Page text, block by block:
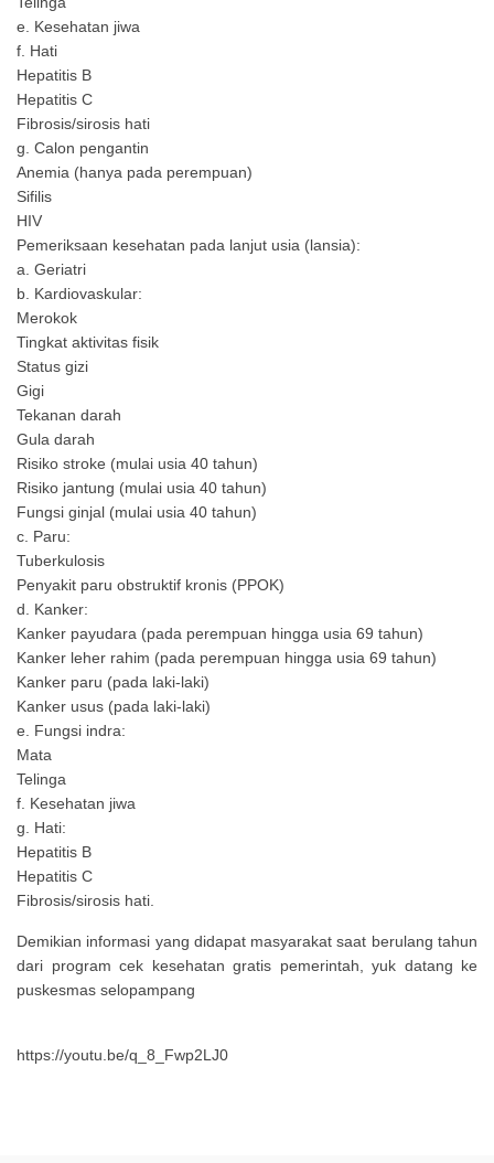
e. Kesehatan jiwa
f. Hati
Hepatitis B
Hepatitis C
Fibrosis/sirosis hati
g. Calon pengantin
Anemia (hanya pada perempuan)
Sifilis
HIV
Pemeriksaan kesehatan pada lanjut usia (lansia):
a. Geriatri
b. Kardiovaskular:
Merokok
Tingkat aktivitas fisik
Status gizi
Gigi
Tekanan darah
Gula darah
Risiko stroke (mulai usia 40 tahun)
Risiko jantung (mulai usia 40 tahun)
Fungsi ginjal (mulai usia 40 tahun)
c. Paru:
Tuberkulosis
Penyakit paru obstruktif kronis (PPOK)
d. Kanker:
Kanker payudara (pada perempuan hingga usia 69 tahun)
Kanker leher rahim (pada perempuan hingga usia 69 tahun)
Kanker paru (pada laki-laki)
Kanker usus (pada laki-laki)
e. Fungsi indra:
Mata
Telinga
f. Kesehatan jiwa
g. Hati:
Hepatitis B
Hepatitis C
Fibrosis/sirosis hati.
Demikian informasi yang didapat masyarakat saat berulang tahun
dari program cek kesehatan gratis pemerintah, yuk datang ke
puskesmas selopampang
https://youtu.be/q_8_Fwp2LJ0